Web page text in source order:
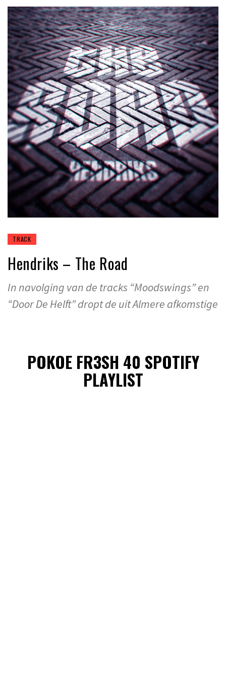
TRACK
Hendriks – The Road
In navolging van de tracks “Moodswings” en
“Door De Helft” dropt de uit Almere afkomstige
POKOE FR3SH 40 SPOTIFY
PLAYLIST